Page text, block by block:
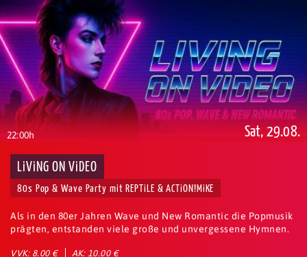
22:00h Sat, 29.08.
LiViNG ON ViDEO
80s Pop & Wave Party mit REPTiLE & ACTiON!MiKE
Als in den 80er Jahren Wave und New Romantic die Popmusik
prägten, entstanden viele große und unvergessene Hymnen.
VVK: 8.00 € AK: 10.00 €